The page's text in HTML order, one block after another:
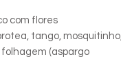
com flores
tango, mosquitinho,
(aspargo